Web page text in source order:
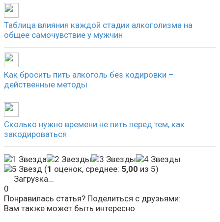
Таблица влияния каждой стадии алкоголизма на
общее самочувствие у мужчин
Как бросить пить алкоголь без кодировки –
действенные методы
Сколько нужно времени не пить перед тем, как
закодироваться
(1 оценок, среднее: 5,00 из 5)
Загрузка...
0
Понравилась статья? Поделиться с друзьями:
Вам также может быть интересно